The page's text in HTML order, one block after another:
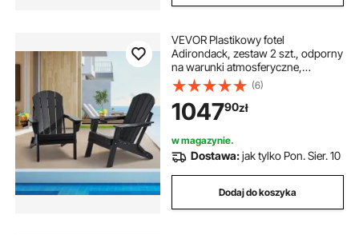
VEVOR Plastikowy fotel
Adirondack, zestaw 2 szt., odporny
na warunki atmosferyczne,
przenośny, składany fotel z
paleniskiem, krzesło ogrodowe
Adirondack Patio z uchwytem na
kubek, z podłokietnikiem,
ergonomiczny, do ogrodu, na
podwórko – czarny
(6)
104790zł
w magazynie.
Dostawa:jak tylko Pon. Sier. 10
Dodaj do koszyka